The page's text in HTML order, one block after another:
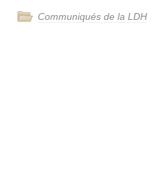
Communiqués de la LDH